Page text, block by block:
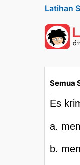
Latihan
Semua
Es
a.
b.